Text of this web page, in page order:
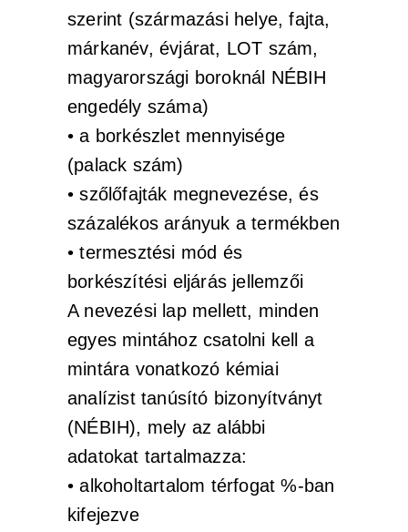
szerint (származási helye, fajta,
márkanév, évjárat, LOT szám,
magyarországi boroknál NÉBIH
engedély száma)
• a borkészlet mennyisége
(palack szám)
• szőlőfajták megnevezése, és
százalékos arányuk a termékben
• termesztési mód és
borkészítési eljárás jellemzői
A nevezési lap mellett, minden
egyes mintához csatolni kell a
mintára vonatkozó kémiai
analízist tanúsító bizonyítványt
(NÉBIH), mely az alábbi
adatokat tartalmazza:
• alkoholtartalom térfogat %-ban
kifejezve